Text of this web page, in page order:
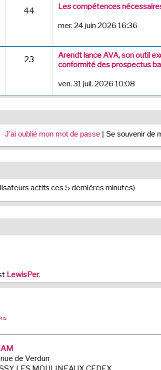
44
Les compétences
mer. 24 juin 2026 16:36
23
Arendt lance AVA, son outil
conformité des prospectus
ven. 31 juil. 2026 10:08
J’ai oublié mon mot de passe | Se souvenir de
actifs ces 5 dernières minutes)
LewisPer.
de Verdun